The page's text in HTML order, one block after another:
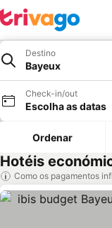
Destino
Bayeux
Check-in/out
Escolha as datas
Ordenar
Hotéis
Como os pagamentos